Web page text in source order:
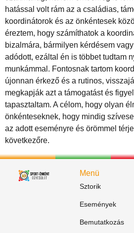
hatással volt rám az a családias,
koordinátorok és az önkéntesek
éreztem, hogy számíthatok a
bizalmára, bármilyen kérdésem
adódott, ezáltal én is többet tudtam
munkámmal. Fontosnak tartom
újonnan érkező és a rutinos,
megkapják azt a támogatást és
tapasztaltam. A célom, hogy olyan
önkénteseknek, hogy mindig
az adott eseményre és örömmel
következőre.
Menü
Sztorik
Események
Bemutatkozás